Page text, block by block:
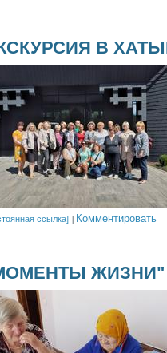
В
ссылка] Комментировать
ЖИЗНИ"